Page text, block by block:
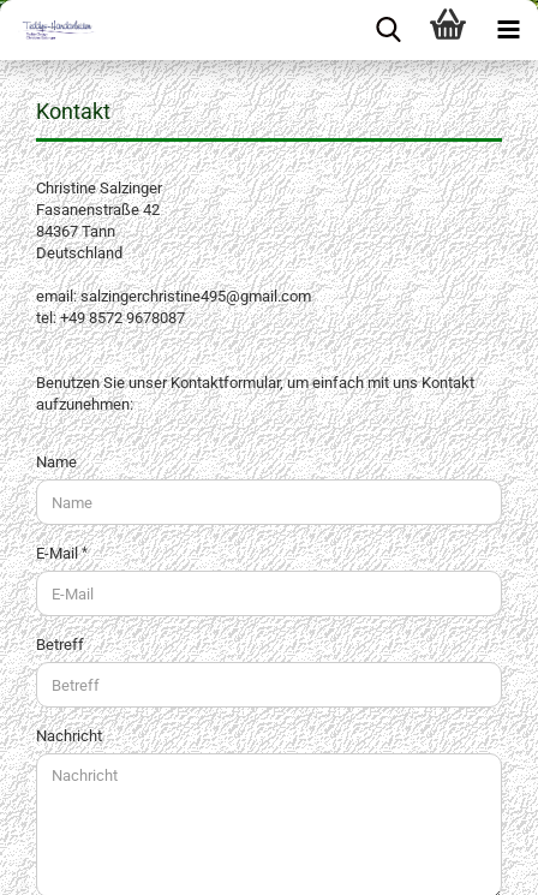
Kontakt
Christine Salzinger
Fasanenstraße 42
84367 Tann
Deutschland
email: salzingerchristine495@gmail.com
tel: +49 8572 9678087
Benutzen Sie unser Kontaktformular, um einfach mit uns Kontakt
aufzunehmen:
KONTAKT
Name
E-Mail
Betreff
Nachricht